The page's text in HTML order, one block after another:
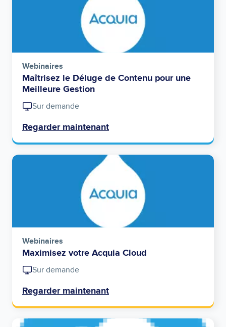
Webinaires
Maîtrisez le Déluge de Contenu pour une
Meilleure Gestion
Sur demande
Regarder maintenant
Image
Webinaires
Maximisez votre Acquia Cloud
Sur demande
Regarder maintenant
Image